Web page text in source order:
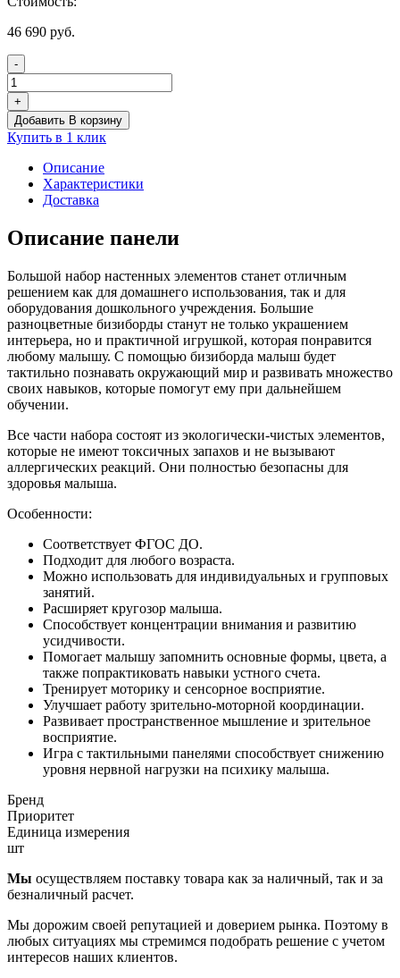
46 690 руб.
-
Количество
товара
Комплексное
настенное
решение
повара»
+
Добавить В корзину
Купить в 1 клик
Описание
Характеристики
Доставка
Описание панели
Большой набор настенных элементов станет отличным
решением как для домашнего использования, так и для
оборудования дошкольного учреждения. Большие
разноцветные бизиборды станут не только украшением
интерьера, но и практичной игрушкой, которая понравится
любому малышу. С помощью бизиборда малыш будет
тактильно познавать окружающий мир и развивать множество
своих навыков, которые помогут ему при дальнейшем
обучении.
Все части набора состоят из экологически-чистых элементов,
которые не имеют токсичных запахов и не вызывают
аллергических реакций. Они полностью безопасны для
здоровья малыша.
Особенности:
Соответствует ФГОС ДО.
Подходит для любого возраста.
Можно использовать для индивидуальных и групповых
занятий.
Расширяет кругозор малыша.
Способствует концентрации внимания и развитию
усидчивости.
Помогает малышу запомнить основные формы, цвета, а
также попрактиковать навыки устного счета.
Тренирует моторику и сенсорное восприятие.
Улучшает работу зрительно-моторной координации.
Развивает пространственное мышление и зрительное
восприятие.
Игра с тактильными панелями способствует снижению
уровня нервной нагрузки на психику малыша.
Бренд
Приоритет
Единица измерения
шт
Мы осуществляем поставку товара как за наличный, так и за
безналичный расчет.
Мы дорожим своей репутацией и доверием рынка. Поэтому в
любых ситуациях мы стремимся подобрать решение с учетом
интересов наших клиентов.